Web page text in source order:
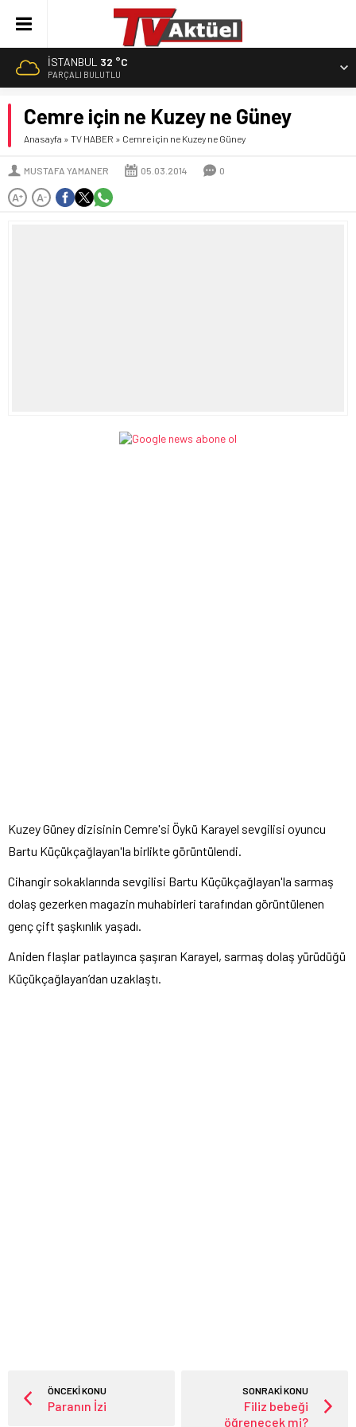
İSTANBUL 32 °C
PARÇALI BULUTLU
Cemre için ne Kuzey ne Güney
Anasayfa » TV HABER » Cemre için ne Kuzey ne Güney
MUSTAFA YAMANER 05.03.2014 0
A+ A-
Kuzey Güney dizisinin Cemre'si Öykü Karayel sevgilisi oyuncu
Bartu Küçükçağlayan'la birlikte görüntülendi.
Cihangir sokaklarında sevgilisi Bartu Küçükçağlayan'la sarmaş
dolaş gezerken magazin muhabirleri tarafından görüntülenen
genç çift şaşkınlık yaşadı.
Aniden flaşlar patlayınca şaşıran Karayel, sarmaş dolaş yürüdüğü
Küçükçağlayan’dan uzaklaştı.
ÖNCEKİ KONU
Paranın İzi
SONRAKİ KONU
Filiz bebeği
öğrenecek mi?